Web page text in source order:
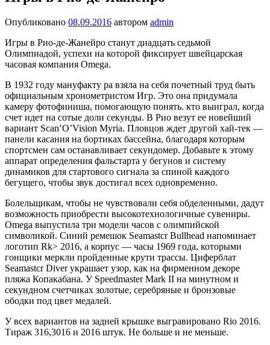
Опубликовано 08.09.2016 автором admin
Игры в Рио-де-Жанейро станут диадцать седьмой
Олимпиадой, успехи на которой фиксирует швейцарская
часовая компания Omega.
В 1932 году мануфакту ра взяла на себя почетный труд быть
официальным хронометристом Игр. Это она придумала
камеру фотофиниша, помогающую понять. кто выиграл, когда
счет идет на сотые доли секунды. В Рио везут ее новейший
вариант Scan’O’Vision Myria. Пловцов ждет другой хай-тек —
панели касания на бортиках бассейна, благодаря которым
спортсмен сам останавливает секундомер. Добавьте к этому
аппарат определения фальстарта у бегунов и систему
динамиков для стартового сигнала за спиной каждого
бегущего, чтобы звук достигал всех одновременно.
Болельщикам, чтобы не чувствовали себя обделенными, дадут
возможность приобрести высокотехнологичные сувениры.
Omega выпустила три модели часов с олимпийской
символикой. Синий ремешок Seamastcr Bullhead напоминает
логотип Rk> 2016, а корпус — часы 1969 года, которыми
гонщики меркли пройденные крути трассы. Циферблат
Seamastcr Diver украшает узор, как на фирменном декоре
пляжа Копакабана. У Speedmaster Mark II на минутном и
секундном счетчиках золотые, серебряные и бронзовые
ободки под цвет медалей.
У всех вариантов на задней крышке выгравировано Rio 2016.
Тираж 316,3016 и 2016 штук. Не больше и не меньше.